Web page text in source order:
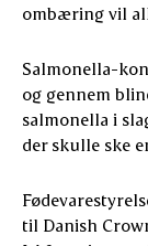
ombæring vil
Salmonella-
og gennem
salmonella i
der skulle ske
til Danish